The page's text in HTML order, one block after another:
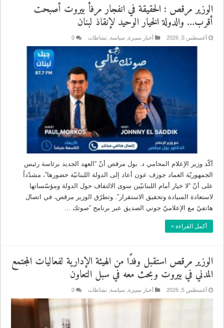
الوزير مرقص : الحقيقة في انفجار مرفأ بيروت أصبحت
أقرب… والدولة الخيار الوحيد لإنقاذ لبنان
أغسطس 5, 2026 أخبار مميزة ,سياسة نشاطات 0
أكّد وزير الإعلام المحامي د. بول مرقص أنّ “العهد الجديد برئاسة رئيس
الجمهوريّة العماد جوزف عون أعاد إلى الدولة اللبنانيّة حضورها”، مشدّداً
على أنّ “لا خيار أمام اللبنانيّين سوى الالتفاف حول الدولة ومؤسّساتها
لاستعادة السيادة وتحقيق الاستقرار”. وتطرّق الوزير مرقص، في اتصال
هاتفيّ مع الإعلاميّ جوني الصديق عبر برنامج “صوتك ...
أكمل القراءة »
الوزير مرقص استقبل وفدًا من الهيئة الإدارية لفعاليات المجتمع
المدني في بيروت وبحث معه في سبل التعاون
أغسطس 5, 2026 أخبار مميزة ,سياسة نشاطات 0